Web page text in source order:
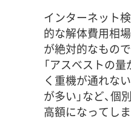
インターネット
的な解体費用相
が絶対的なもの
「アスベストの量
く重機が通れない
が多い」など、
高額になってしま